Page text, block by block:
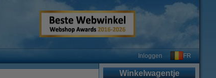
Inloggen FR
Winkelwagentje